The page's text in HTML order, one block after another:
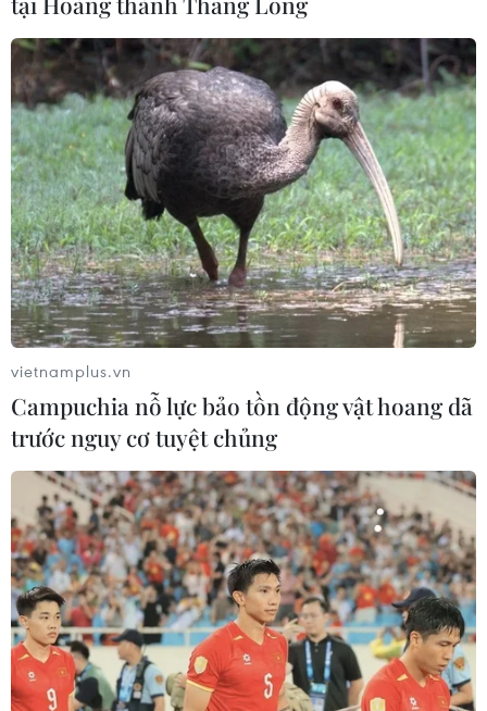
vietnamplus.vn
Campuchia nỗ lực bảo tồn động vật hoang dã
trước nguy cơ tuyệt chủng